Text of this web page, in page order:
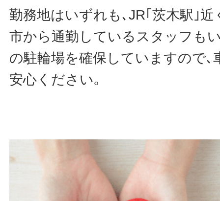
勤務地はいずれも､JR｢茨木駅｣
市から通勤しているスタッフも
の駐輪場を確保していますので､
安心ください｡